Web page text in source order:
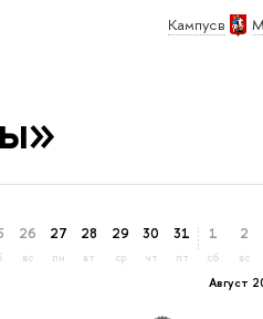
Кампус в
26
вс
27
пн
28
вт
29
ср
30
чт
31
пт
Август
1
сб
2
вс